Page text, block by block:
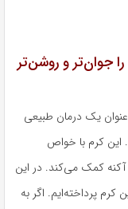
جوان‌تر و روشن‌تر
یک درمان طبیعی
کرم با خواص
کمک می‌کند. در این
کرم پرداخته‌ایم. اگر به